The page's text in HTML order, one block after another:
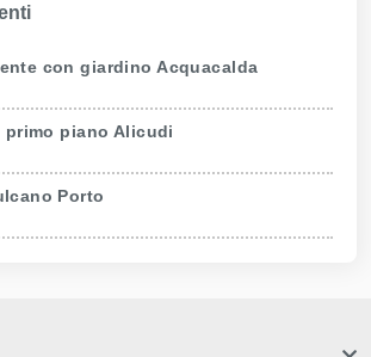
con giardino Acquacalda
primo piano Alicudi
Porto